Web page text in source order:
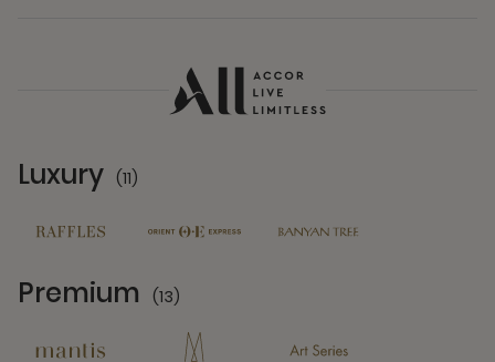
Luxury (11)
Premium (13)